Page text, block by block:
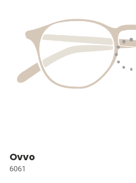
Ovvo
6061